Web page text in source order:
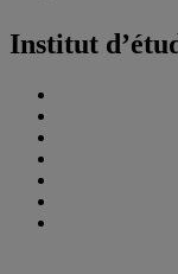
Institut